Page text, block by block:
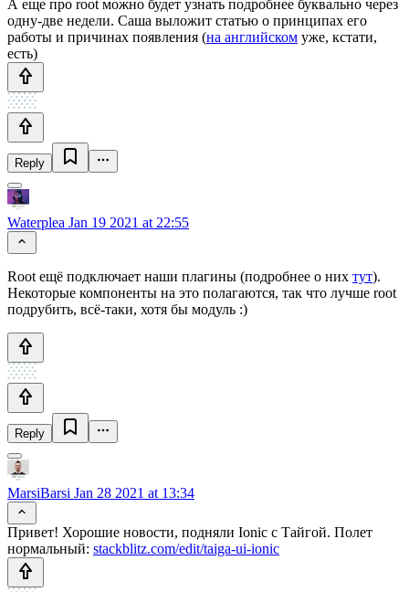
А еще про root можно будет узнать подробнее буквально через
одну-две недели. Саша выложит статью о принципах его
работы и причинах появления (на английском уже, кстати,
есть)
Reply
Waterplea Jan 19 2021 at 22:55
Root ещё подключает наши плагины (подробнее о них тут).
Некоторые компоненты на это полагаются, так что лучше root
подрубить, всё-таки, хотя бы модуль :)
Reply
MarsiBarsi Jan 28 2021 at 13:34
Привет! Хорошие новости, подняли Ionic с Тайгой. Полет
нормальный: stackblitz.com/edit/taiga-ui-ionic